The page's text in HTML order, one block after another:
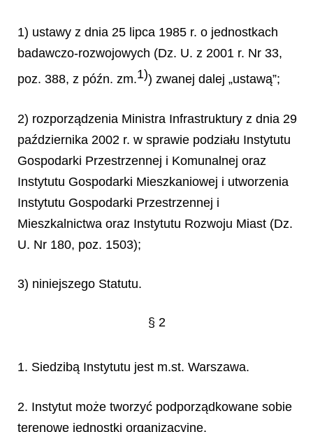
1) ustawy z dnia 25 lipca 1985 r. o jednostkach
badawczo-rozwojowych (Dz. U. z 2001 r. Nr 33,
poz. 388, z późn. zm.1)) zwanej dalej „ustawą”;
2) rozporządzenia Ministra Infrastruktury z dnia 29
października 2002 r. w sprawie podziału Instytutu
Gospodarki Przestrzennej i Komunalnej oraz
Instytutu Gospodarki Mieszkaniowej i utworzenia
Instytutu Gospodarki Przestrzennej i
Mieszkalnictwa oraz Instytutu Rozwoju Miast (Dz.
U. Nr 180, poz. 1503);
3) niniejszego Statutu.
§ 2
1. Siedzibą Instytutu jest m.st. Warszawa.
2. Instytut może tworzyć podporządkowane sobie
terenowe jednostki organizacyjne.